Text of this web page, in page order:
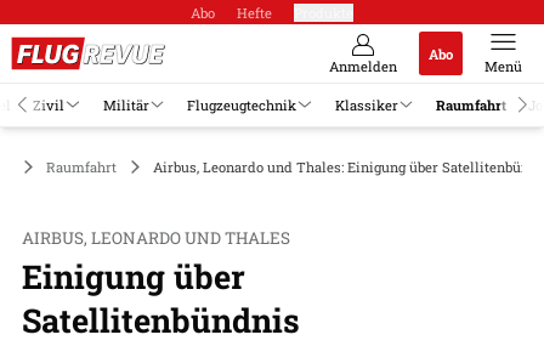
Abo Hefte
Anmelden
Abo
Menü
Zivil Militär Flugzeugtechnik Klassiker Raumfahrt
Raumfahrt Airbus, Leonardo und Thales: Einigung über
AIRBUS, LEONARDO UND THALES
Einigung über
Satellitenbündnis